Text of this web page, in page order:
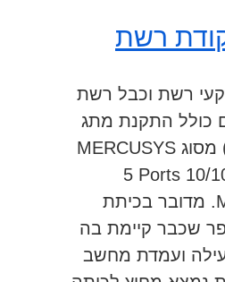
רשת
רשת וכבל רשת
כולל התקנת מתג
שולחני (סוויץ') מסוג MERCUSYS
5 Ports 10/
MS105G V1.0. מדובר בכיתת
שכבר קיימת בה
ועמדת מחשב